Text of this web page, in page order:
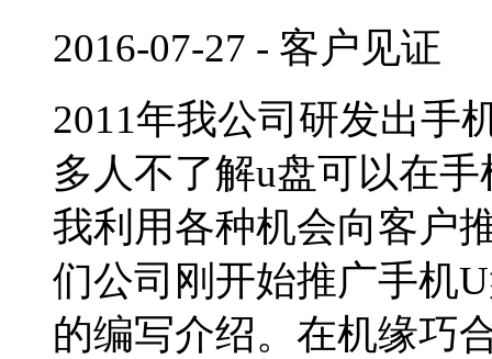
2016-07-27 - 客户见证
2011年我公司研发出手
多人不了解u盘可以在
我利用各种机会向客户
们公司刚开始推广手机
的编写介绍。在机缘巧